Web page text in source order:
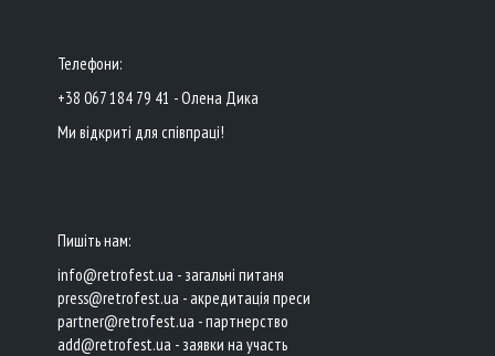
Телефони:
+38 067 184 79 41 - Олена Дика
Ми відкриті для співпраці!
Пишіть нам:
info@retrofest.ua - загальні питаня
press@retrofest.ua - акредитація преси
partner@retrofest.ua - партнерство
add@retrofest.ua - заявки на участь